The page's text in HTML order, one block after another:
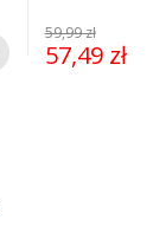
59,99 zł
57,49 zł